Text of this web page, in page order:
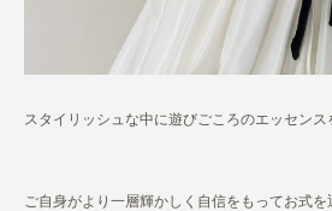
スタイリッシュな中に遊びごころのエッセンス
ご自身がより一層輝かしく自信をもってお式